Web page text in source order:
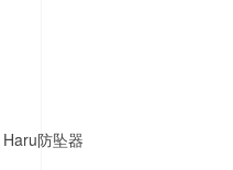
Haru防坠器